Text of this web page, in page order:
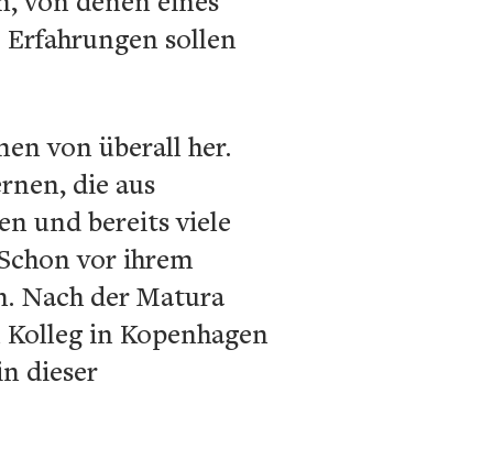
Erfahrungen sollen
von überall her.
die aus
und bereits viele
vor ihrem
Nach der Matura
in Kopenhagen
dieser